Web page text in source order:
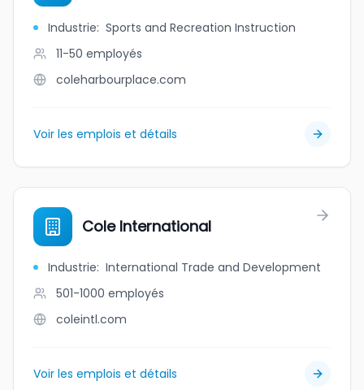
Industrie: Sports and Recreation Instruction
11-50 employés
coleharbourplace.com
Voir les emplois et détails
Cole International
Industrie: International Trade and Development
501-1000 employés
coleintl.com
Voir les emplois et détails